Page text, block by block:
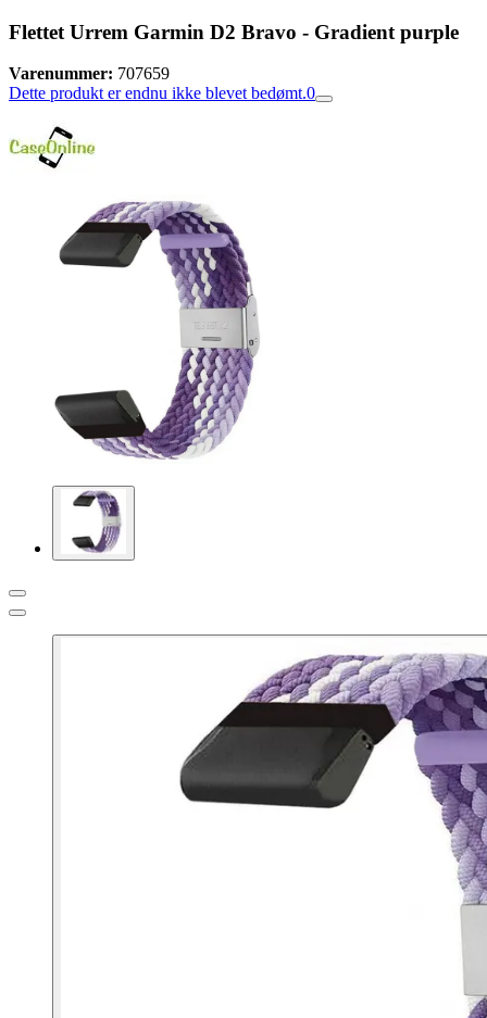
Flettet Urrem Garmin D2 Bravo - Gradient purple
Varenummer: 707659
Dette produkt er endnu ikke blevet bedømt.0